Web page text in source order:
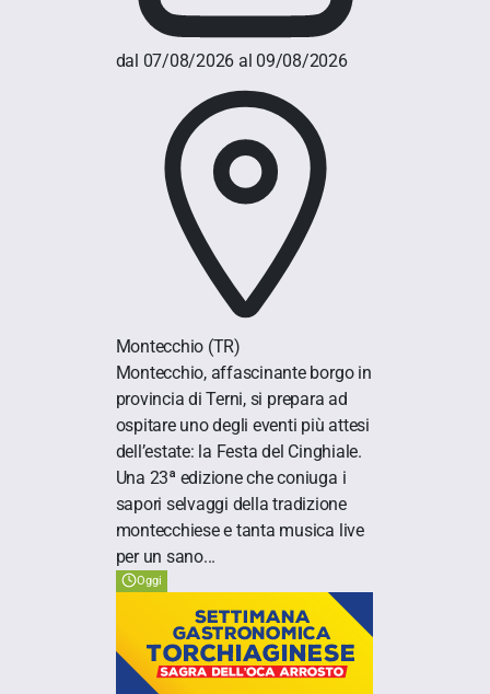
dal 07/08/2026 al 09/08/2026
Montecchio (TR)
Montecchio, affascinante borgo in
provincia di Terni, si prepara ad
ospitare uno degli eventi più attesi
dell’estate: la Festa del Cinghiale.
Una 23ª edizione che coniuga i
sapori selvaggi della tradizione
montecchiese e tanta musica live
per un sano...
Oggi